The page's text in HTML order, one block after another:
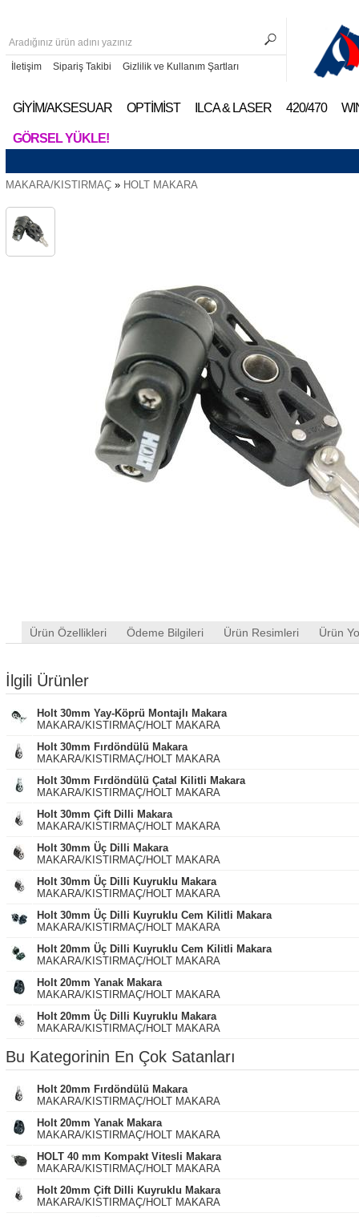
İletişim Sipariş Takibi Gizlilik ve Kullanım Şartları
GİYİM/AKSESUAR OPTİMİST ILCA & LASER 420/470
GÖRSEL YÜKLE!
MAKARA/KISTIRMAÇ » HOLT MAKARA
Ürün Özellikleri Ödeme Bilgileri Ürün Resimleri Ürün
İlgili Ürünler
Holt 30mm Yay-Köprü Montajlı Makara
MAKARA/KISTIRMAÇ/HOLT MAKARA
Holt 30mm Fırdöndülü Makara
MAKARA/KISTIRMAÇ/HOLT MAKARA
Holt 30mm Fırdöndülü Çatal Kilitli Makara
MAKARA/KISTIRMAÇ/HOLT MAKARA
Holt 30mm Çift Dilli Makara
MAKARA/KISTIRMAÇ/HOLT MAKARA
Holt 30mm Üç Dilli Makara
MAKARA/KISTIRMAÇ/HOLT MAKARA
Holt 30mm Üç Dilli Kuyruklu Makara
MAKARA/KISTIRMAÇ/HOLT MAKARA
Holt 30mm Üç Dilli Kuyruklu Cem Kilitli Makara
MAKARA/KISTIRMAÇ/HOLT MAKARA
Holt 20mm Üç Dilli Kuyruklu Cem Kilitli Makara
MAKARA/KISTIRMAÇ/HOLT MAKARA
Holt 20mm Yanak Makara
MAKARA/KISTIRMAÇ/HOLT MAKARA
Holt 20mm Üç Dilli Kuyruklu Makara
MAKARA/KISTIRMAÇ/HOLT MAKARA
Bu Kategorinin En Çok Satanları
Holt 20mm Fırdöndülü Makara
MAKARA/KISTIRMAÇ/HOLT MAKARA
Holt 20mm Yanak Makara
MAKARA/KISTIRMAÇ/HOLT MAKARA
HOLT 40 mm Kompakt Vitesli Makara
MAKARA/KISTIRMAÇ/HOLT MAKARA
Holt 20mm Çift Dilli Kuyruklu Makara
MAKARA/KISTIRMAÇ/HOLT MAKARA